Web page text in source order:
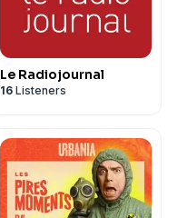
Le Radiojournal
16 Listeners